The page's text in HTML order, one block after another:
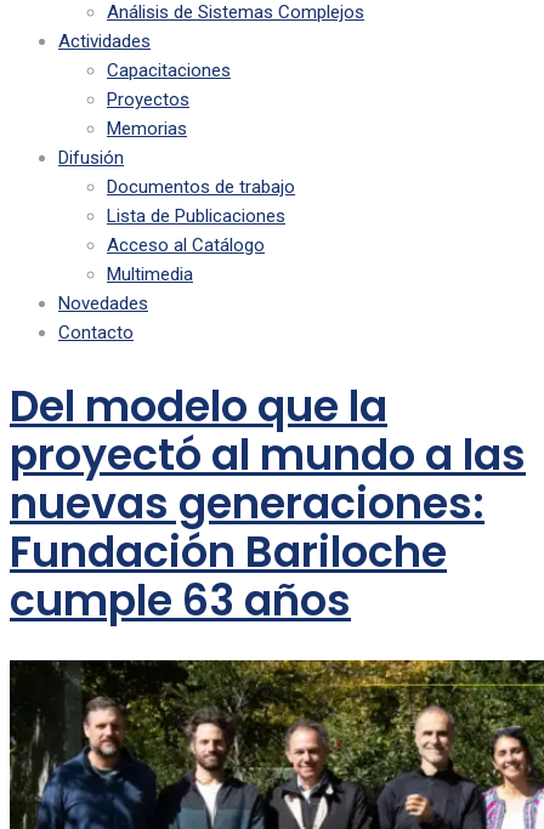
Análisis de Sistemas Complejos
Actividades
Capacitaciones
Proyectos
Memorias
Difusión
Documentos de trabajo
Lista de Publicaciones
Acceso al Catálogo
Multimedia
Novedades
Contacto
Del modelo que la
proyectó al mundo a las
nuevas generaciones:
Fundación Bariloche
cumple 63 años